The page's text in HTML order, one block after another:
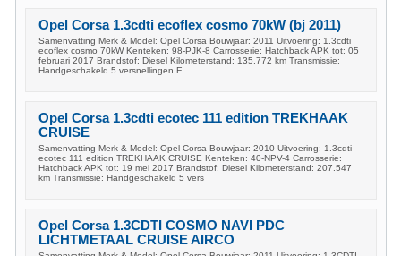
Opel Corsa 1.3cdti ecoflex cosmo 70kW (bj 2011)
Samenvatting Merk & Model: Opel Corsa Bouwjaar: 2011 Uitvoering: 1.3cdti
ecoflex cosmo 70kW Kenteken: 98-PJK-8 Carrosserie: Hatchback APK tot: 05
februari 2017 Brandstof: Diesel Kilometerstand: 135.772 km Transmissie:
Handgeschakeld 5 versnellingen E
Opel Corsa 1.3cdti ecotec 111 edition TREKHAAK
CRUISE
Samenvatting Merk & Model: Opel Corsa Bouwjaar: 2010 Uitvoering: 1.3cdti
ecotec 111 edition TREKHAAK CRUISE Kenteken: 40-NPV-4 Carrosserie:
Hatchback APK tot: 19 mei 2017 Brandstof: Diesel Kilometerstand: 207.547
km Transmissie: Handgeschakeld 5 vers
Opel Corsa 1.3CDTI COSMO NAVI PDC
LICHTMETAAL CRUISE AIRCO